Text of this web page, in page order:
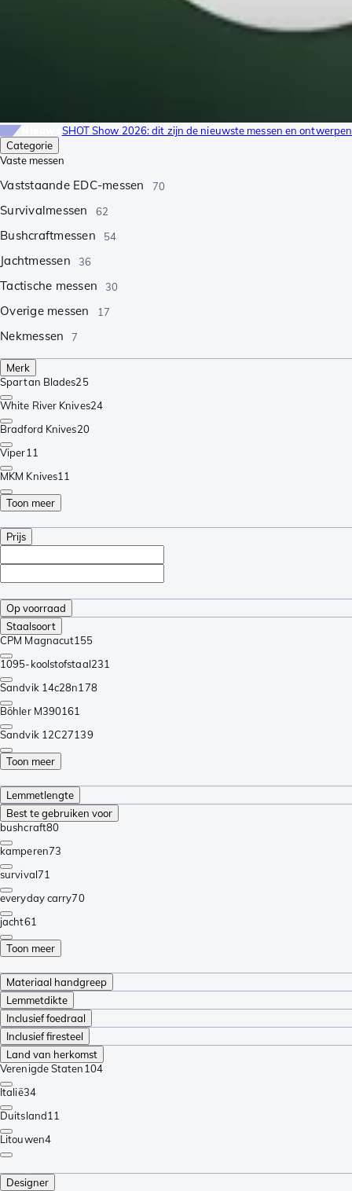
SHOT Show 2026: dit zijn de nieuwste messen en ontwerpen
Categorie
Vaste messen
Vaststaande EDC-messen 70
Survivalmessen 62
Bushcraftmessen 54
Jachtmessen 36
Tactische messen 30
Overige messen 17
Nekmessen 7
Merk
Spartan Blades25
White River Knives24
Bradford Knives20
Viper11
MKM Knives11
Toon meer
Prijs
Op voorraad
Staalsoort
CPM Magnacut155
1095-koolstofstaal231
Sandvik 14c28n178
Böhler M390161
Sandvik 12C27139
Toon meer
Lemmetlengte
Best te gebruiken voor
bushcraft80
kamperen73
survival71
everyday carry70
jacht61
Toon meer
Materiaal handgreep
Lemmetdikte
Inclusief foedraal
Inclusief firesteel
Land van herkomst
Verenigde Staten104
Italië34
Duitsland11
Litouwen4
Designer